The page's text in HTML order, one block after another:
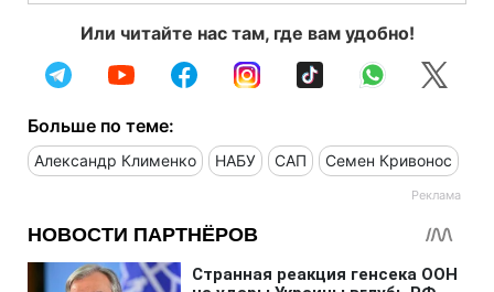
Или читайте нас там, где вам удобно!
Больше по теме:
Александр Клименко НАБУ САП Семен Кривонос